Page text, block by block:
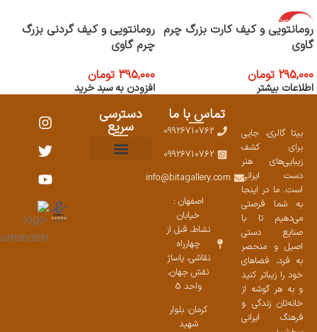
اتمام موجود
ی
رومانتویی و کیف کارت بزرگ چرم
گاوی
295,000 تومان
اطلاعات بیشتر
رومانتویی و کیف گردنی بزرگ
چرم گاوی
395,000 تومان
افزودن به سبد خرید
بیتا گالری، جایی
برای کشف
زیبایی‌های هنر
دست ایرانی
است. ما در اینجا
به شما فرصتی
می‌دهیم تا با
صنایع دستی
اصیل و منحصر
به فرد، فضاهای
خود را زیباتر کنید
و به هر گوشه از
خانه‌تان زندگی و
فرهنگ ایرانی
تماس با ما
09926710762
09926710762
info@bitagallery.com
اصفهان :
خیابان
نشاط، قبل از
چهارراه
نقاشی، پاساژ
نقش جهان،
واحد 5
کرمان: بلوار
شهید
دسترسی
سریع